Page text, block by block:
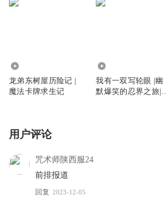
龙弟东树屋历险记 |
魔法卡牌求生记
我有一双写轮眼 |幽
默爆笑的忍界之旅|龙
用户评论
咒术师陕西服24
前排报道
回复 2023-12-05